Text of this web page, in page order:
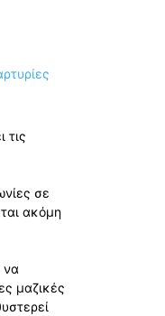
τις
σε
ακόμη
να
μαζικές